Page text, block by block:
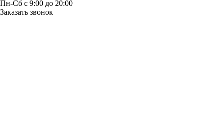
Пн-Сб с 9:00 до 20:00
Заказать звонок